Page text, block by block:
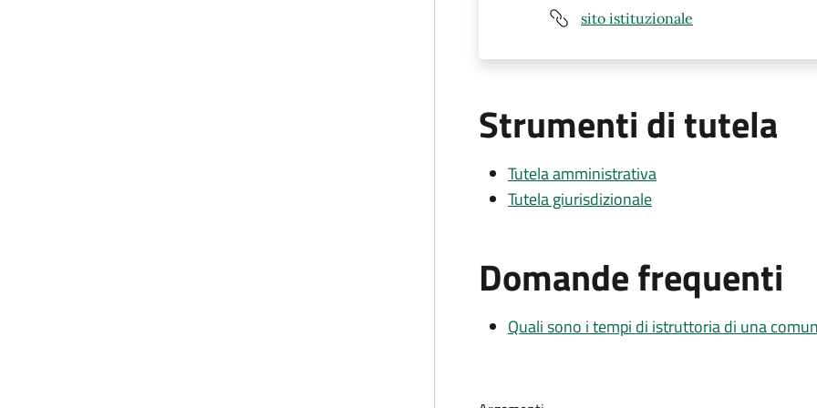
sito istituzionale
Strumenti di tutela
Tutela amministrativa
Tutela giurisdizionale
Domande frequenti
Quali sono i tempi di istruttoria di una